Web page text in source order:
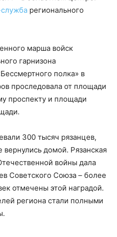
регионального
марша войск
гарнизона
полка» в
проследовала от площади
проспекту и площади
300 тысяч рязанцев,
домой. Рязанская
войны дала
Советского Союза – более
отмечены этой наградой.
региона стали полными